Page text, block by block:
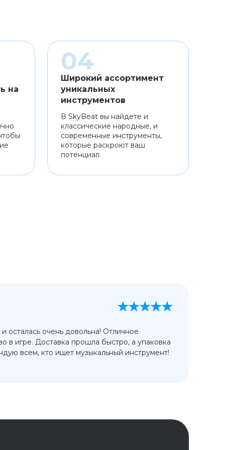
на
Широкий ассортимент
уникальных
инструментов
В SkyBeat вы найдете и
классические народные, и
современные инструменты,
которые раскроют ваш
потенциал.
осталась очень довольна! Отличное
в игре. Доставка прошла быстро, а упаковка
всем, кто ищет музыкальный инструмент!